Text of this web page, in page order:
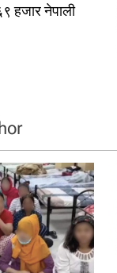
हजार नेपाली